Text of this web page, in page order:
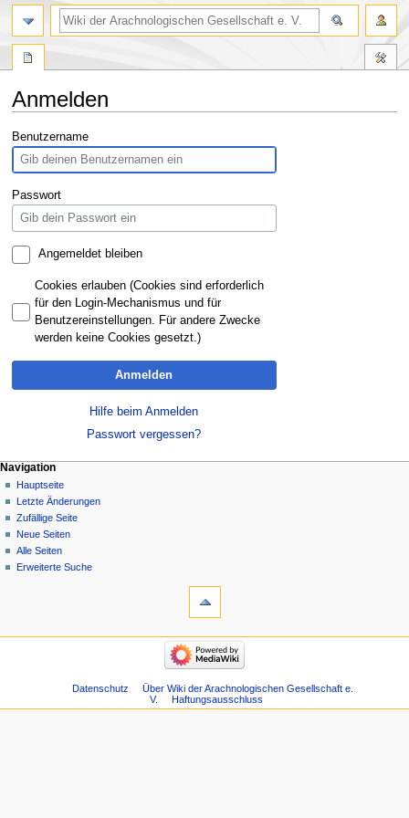
Anmelden
Zur
Navigation
springen
Zur
Suche
springen
Benutzername
Passwort
Angemeldet bleiben
Cookies erlauben (Cookies sind erforderlich
für den Login-Mechanismus und für
Benutzereinstellungen. Für andere Zwecke
werden keine Cookies gesetzt.)
Anmelden
Hilfe beim Anmelden
Passwort vergessen?
Navigation
Hauptseite
Letzte Änderungen
Zufällige Seite
Neue Seiten
Alle Seiten
Erweiterte Suche
Datenschutz
Über Wiki der Arachnologischen Gesellschaft e.
V.
Haftungsausschluss